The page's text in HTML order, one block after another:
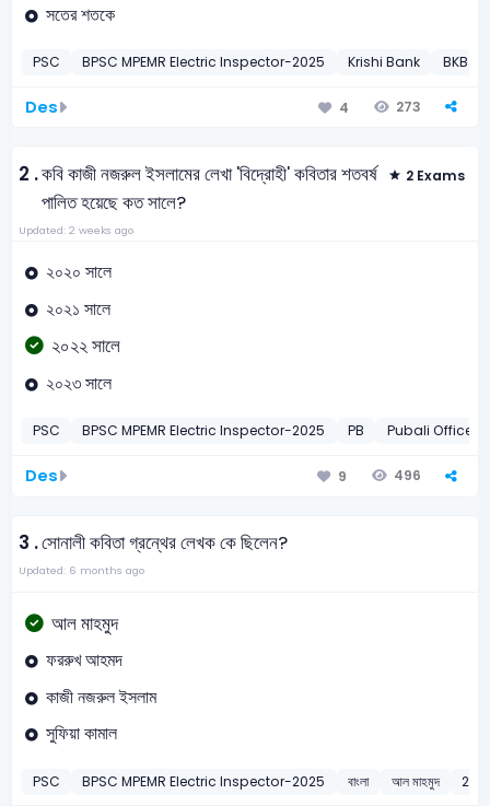
সতের শতকে
PSC BPSC MPEMR Electric Inspector-2025 Krishi Bank BKB
Des 4 273
2 .কবি কাজী নজরুল ইসলামের লেখা 'বিদ্রোহী' কবিতার শতবর্ষ
পালিত হয়েছে কত সালে?
2 Exams
Updated: 2 weeks ago
২০২০ সালে
২০২১ সালে
২০২২ সালে
২০২৩ সালে
PSC BPSC MPEMR Electric Inspector-2025 PB Pubali Officer-
Des 9 496
3 .সোনালী কবিতা গ্রন্থের লেখক কে ছিলেন?
Updated: 6 months ago
আল মাহমুদ
ফররুখ আহমদ
কাজী নজরুল ইসলাম
সুফিয়া কামাল
PSC BPSC MPEMR Electric Inspector-2025 বাংলা আল মাহমুদ